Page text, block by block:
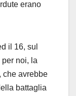
erano
il 16, sul
noi, la
che avrebbe
battaglia